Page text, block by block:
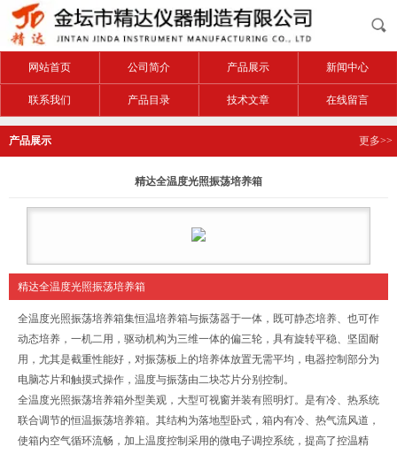
网站首页 公司简介 产品展示 新闻中心
联系我们 产品目录 技术文章 在线留言
产品展示 更多>>
精达全温度光照振荡培养箱
精达全温度光照振荡培养箱
全温度光照振荡培养箱集恒温培养箱与振荡器于一体，既可静态培养、也可作
动态培养，一机二用，驱动机构为三维一体的偏三轮，具有旋转平稳、坚固耐
用，尤其是截重性能好，对振荡板上的培养体放置无需平均，电器控制部分为
电脑芯片和触摸式操作，温度与振荡由二块芯片分别控制。
全温度光照振荡培养箱外型美观，大型可视窗并装有照明灯。是有冷、热系统
联合调节的恒温振荡培养箱。其结构为落地型卧式，箱内有冷、热气流风道，
使箱内空气循环流畅，加上温度控制采用的微电子调控系统，提高了控温精